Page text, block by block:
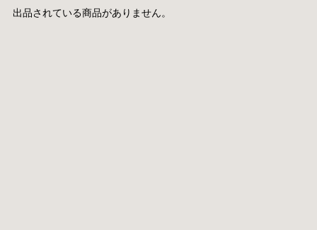
出品されている商品がありません。